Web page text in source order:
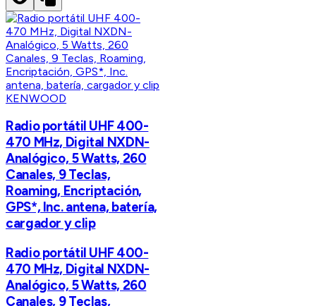
KENWOOD
Radio portátil UHF 400-
470 MHz, Digital NXDN-
Analógico, 5 Watts, 260
Canales, 9 Teclas,
Roaming, Encriptación,
GPS*, Inc. antena, batería,
cargador y clip
Radio portátil UHF 400-
470 MHz, Digital NXDN-
Analógico, 5 Watts, 260
Canales, 9 Teclas,